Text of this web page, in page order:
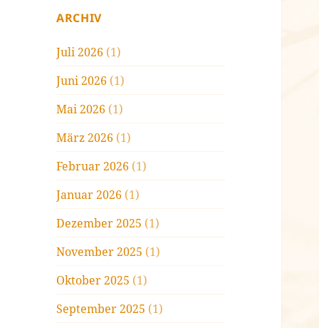
ARCHIV
Juli 2026 (1)
Juni 2026 (1)
Mai 2026 (1)
März 2026 (1)
Februar 2026 (1)
Januar 2026 (1)
Dezember 2025 (1)
November 2025 (1)
Oktober 2025 (1)
September 2025 (1)